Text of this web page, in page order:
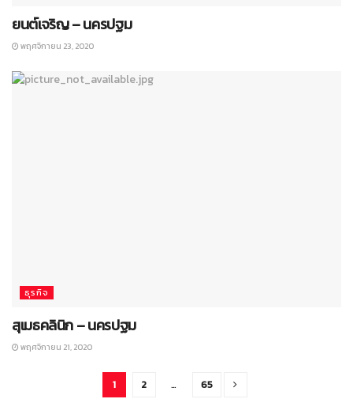
ยนต์เจริญ – นครปฐม
พฤศจิกายน 23, 2020
ธุรกิจ
สุเมธคลินิก – นครปฐม
พฤศจิกายน 21, 2020
1 2 … 65